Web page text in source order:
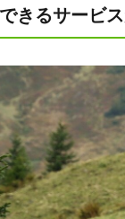
きるサービ